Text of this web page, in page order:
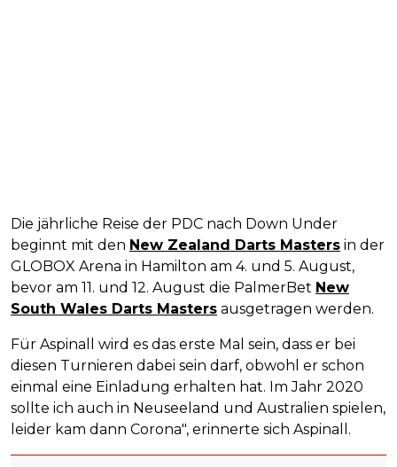
Die jährliche Reise der PDC nach Down Under
beginnt mit den New Zealand Darts Masters in der
GLOBOX Arena in Hamilton am 4. und 5. August,
bevor am 11. und 12. August die PalmerBet New
South Wales Darts Masters ausgetragen werden.
Für Aspinall wird es das erste Mal sein, dass er bei
diesen Turnieren dabei sein darf, obwohl er schon
einmal eine Einladung erhalten hat. Im Jahr 2020
sollte ich auch in Neuseeland und Australien spielen,
leider kam dann Corona", erinnerte sich Aspinall.